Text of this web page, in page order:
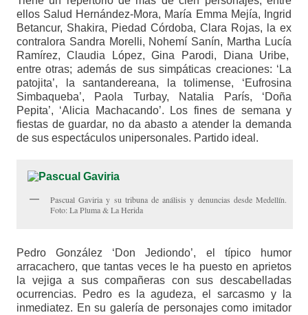
ellos Salud Hernández-Mora, María Emma Mejía, Ingrid
Betancur, Shakira, Piedad Córdoba, Clara Rojas, la ex
contralora Sandra Morelli, Nohemí Sanín, Martha Lucía
Ramírez, Claudia López, Gina Parodi, Diana Uribe,
entre otras; además de sus simpáticas creaciones: ‘La
patojita’, la santandereana, la tolimense, ‘Eufrosina
Simbaqueba’, Paola Turbay, Natalia París, ‘Doña
Pepita’, ‘Alicia Machacando’. Los fines de semana y
fiestas de guardar, no da abasto a atender la demanda
de sus espectáculos unipersonales. Partido ideal.
Pascual Gaviria y su tribuna de análisis y denuncias desde Medellín.
Foto: La Pluma & La Herida
Pedro González ‘Don Jediondo’, el típico humor
arracachero, que tantas veces le ha puesto en aprietos
la vejiga a sus compañeras con sus descabelladas
ocurrencias. Pedro es la agudeza, el sarcasmo y la
inmediatez. En su galería de personajes como imitador